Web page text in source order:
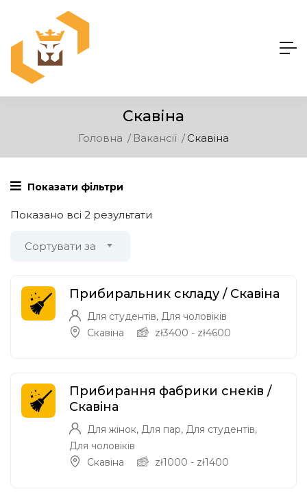
Скавіна
Головна Вакансії Скавіна
Показати фільтри
Показано всі 2 результати
Сортувати за
Прибиральник складу / Скавіна
Для студентів, Для чоловіків
Скавіна
zł3400 - zł4600
Прибирання фабрики снеків /
Скавіна
Для жінок, Для пар, Для студентів,
Для чоловіків
Скавіна
zł1000 - zł1400